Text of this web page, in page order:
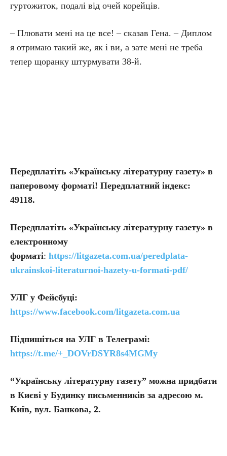
гуртожиток, подалі від очей корейців.
– Плювати мені на це все! – сказав Гена. – Диплом
я отримаю такий же, як і ви, а зате мені не треба
тепер щоранку штурмувати 38-й.
Передплатіть «Українську літературну газету» в
паперовому форматі! Передплатний індекс:
49118.
Передплатіть «Українську літературну газету» в
електронному
форматі: https://litgazeta.com.ua/peredplata-
ukrainskoi-literaturnoi-hazety-u-formati-pdf/
УЛГ у Фейсбуці:
https://www.facebook.com/litgazeta.com.ua
Підпишіться на УЛГ в Телеграмі:
https://t.me/+_DOVrDSYR8s4MGMy
“Українську літературну газету” можна придбати
в Києві у Будинку письменників за адресою м.
Київ, вул. Банкова, 2.